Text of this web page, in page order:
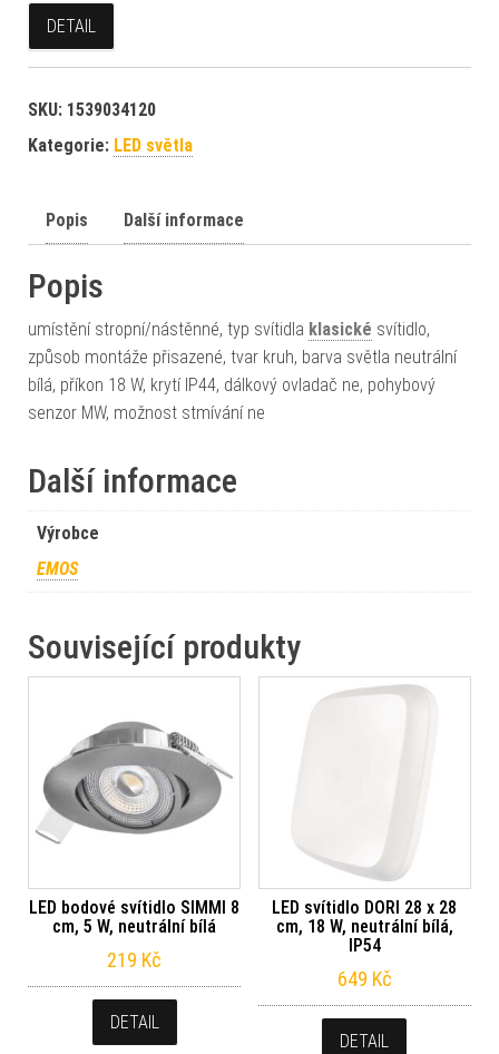
DETAIL
SKU: 1539034120
Kategorie: LED světla
Popis Další informace
Popis
umístění stropní/nástěnné, typ svítidla klasické svítidlo,
způsob montáže přisazené, tvar kruh, barva světla neutrální
bílá, příkon 18 W, krytí IP44, dálkový ovladač ne, pohybový
senzor MW, možnost stmívání ne
Další informace
Výrobce
EMOS
Související produkty
LED bodové svítidlo SIMMI 8
cm, 5 W, neutrální bílá
219 Kč
DETAIL
LED svítidlo DORI 28 x 28
cm, 18 W, neutrální bílá,
IP54
649 Kč
DETAIL